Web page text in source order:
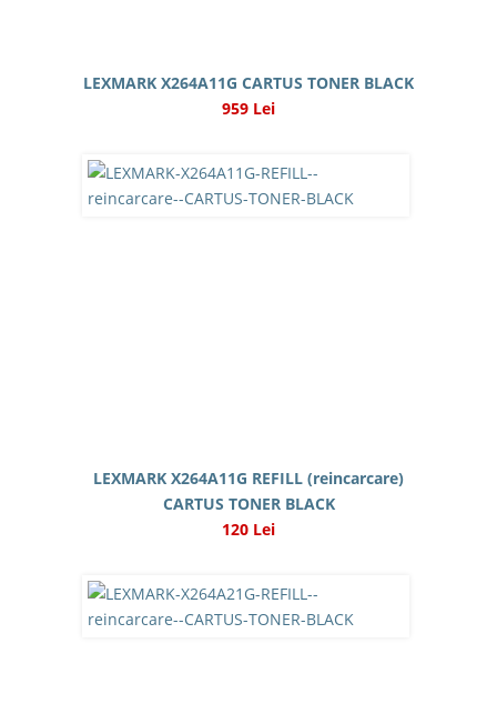
LEXMARK X264A11G CARTUS TONER BLACK
959 Lei
LEXMARK X264A11G REFILL (reincarcare)
CARTUS TONER BLACK
120 Lei